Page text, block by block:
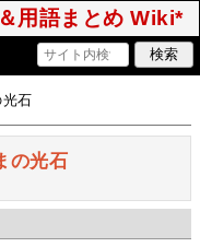
用語まとめ Wiki*
石
の光石